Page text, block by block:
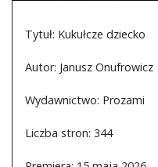
Tytuł: Kukułcze dziecko
Autor: Janusz Onufrowicz
Wydawnictwo: Prozami
Liczba stron: 344